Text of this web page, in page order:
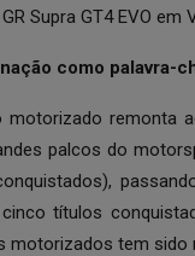
Supra GT4 EVO
como palavra-
remonta
palcos do
títulos
tem sido